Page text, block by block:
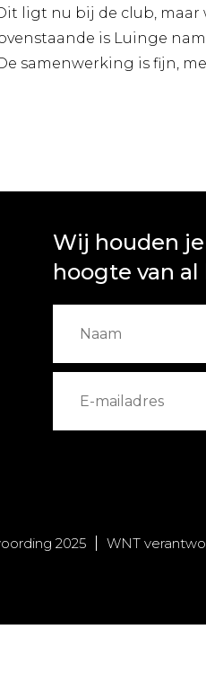
ligt nu bij de club, maar
is Luinge
samenwerking is fijn,
Wij houden
hoogte van
2025 WNT